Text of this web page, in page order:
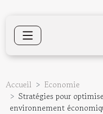
Accueil
Economie
Stratégies pour
environnement